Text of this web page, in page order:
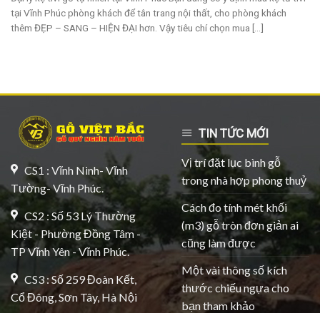
tại Vĩnh Phúc phòng khách để tân trang nội thất, cho phòng khách
thêm ĐẸP – SANG – HIỆN ĐẠI hơn. Vậy tiêu chí chọn mua [...]
CS1 : Vĩnh Ninh- Vĩnh
Tường- Vĩnh Phúc.
CS2 : Số 53 Lý Thường
Kiệt - Phường Đồng Tâm -
TP Vĩnh Yên - Vĩnh Phúc.
CS3 : Số 259 Đoàn Kết,
Cổ Đông, Sơn Tây, Hà Nội
TIN TỨC MỚI
Vị trí đặt lục bình gỗ
trong nhà hợp phong thuỷ
Cách đo tính mét khối
(m3) gỗ tròn đơn giản ai
cũng làm được
Một vài thông số kích
thước chiếu ngựa cho
bạn tham khảo